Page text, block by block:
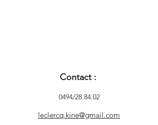
Contact :
0494/28.84.02
leclercq.kine@gmail.com